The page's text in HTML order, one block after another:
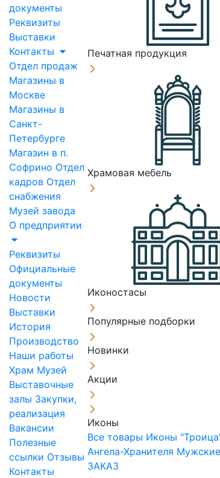
документы
Реквизиты
Выставки
Контакты
Отдел продаж
Магазины в
Москве
Магазины в
Санкт-
Петербурге
Магазин в п.
Софрино Отдел
кадров Отдел
снабжения
Музей завода
О предприятии
Реквизиты
Официальные
документы
Новости
Выставки
История
Производство
Наши работы
Храм Музей
Выставочные
залы Закупки,
реализация
Вакансии
Полезные
ссылки Отзывы
Контакты
Печатная продукция
Храмовая мебель
Иконостасы
Популярные подборки
Новинки
Акции
Иконы
Все товары Иконы
Ангела-Хранителя
ЗАКАЗ